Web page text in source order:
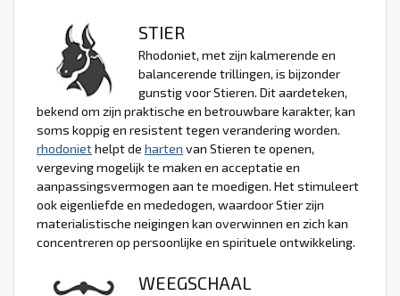
STIER
Rhodoniet, met zijn kalmerende en
balancerende trillingen, is bijzonder
gunstig voor Stieren. Dit aardeteken,
bekend om zijn praktische en betrouwbare karakter, kan
soms koppig en resistent tegen verandering worden.
rhodoniethelpt de harten van Stieren te openen,
vergeving mogelijk te maken en acceptatie en
aanpassingsvermogen aan te moedigen. Het stimuleert
ook eigenliefde en mededogen, waardoor Stier zijn
materialistische neigingen kan overwinnen en zich kan
concentreren op persoonlijke en spirituele ontwikkeling.
WEEGSCHAAL